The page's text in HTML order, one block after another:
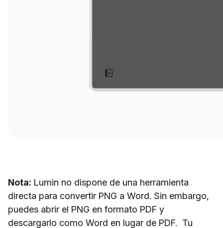
Nota: Lumin no dispone de una herramienta
directa para convertir PNG a Word. Sin embargo,
puedes abrir el PNG en formato PDF y
descargarlo como Word en lugar de PDF. Tu